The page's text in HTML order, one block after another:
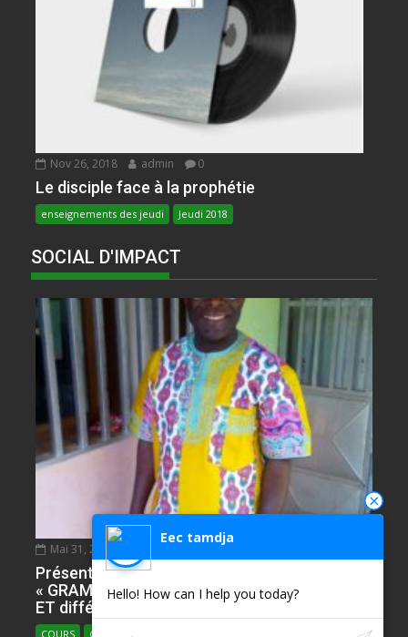
Nov 26, 2018 admin 0
Le disciple face à la prophétie
enseignements des jeudi Jeudi 2018
SOCIAL D'IMPACT
Mai 31, 2020 NDIE SADIE ZACHARIE
Présentation de l’Epreuve d’Anglais. Partie
« GRAMMAR » avec plusieur ILLUSTRATIONS
ET différents types
COURS COURS D'ANGLAIS
Eec tamdja
Hello! How can I help you today?